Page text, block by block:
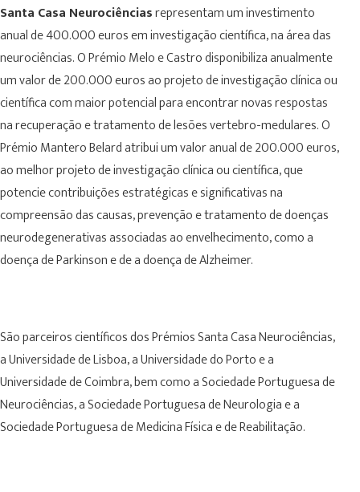
Santa Casa Neurociênciasrepresentam um investimento
anual de 400.000 euros em investigação científica, na área das
neurociências. O Prémio Melo e Castro disponibiliza anualmente
um valor de 200.000 euros ao projeto de investigação clínica ou
científica com maior potencial para encontrar novas respostas
na recuperação e tratamento de lesões vertebro-medulares. O
Prémio Mantero Belard atribui um valor anual de 200.000 euros,
ao melhor projeto de investigação clínica ou científica, que
potencie contribuições estratégicas e significativas na
compreensão das causas, prevenção e tratamento de doenças
neurodegenerativas associadas ao envelhecimento, como a
doença de Parkinson e de a doença de Alzheimer.
São parceiros científicos dos Prémios Santa Casa Neurociências,
a Universidade de Lisboa, a Universidade do Porto e a
Universidade de Coimbra, bem como a Sociedade Portuguesa de
Neurociências, a Sociedade Portuguesa de Neurologia e a
Sociedade Portuguesa de Medicina Física e de Reabilitação.